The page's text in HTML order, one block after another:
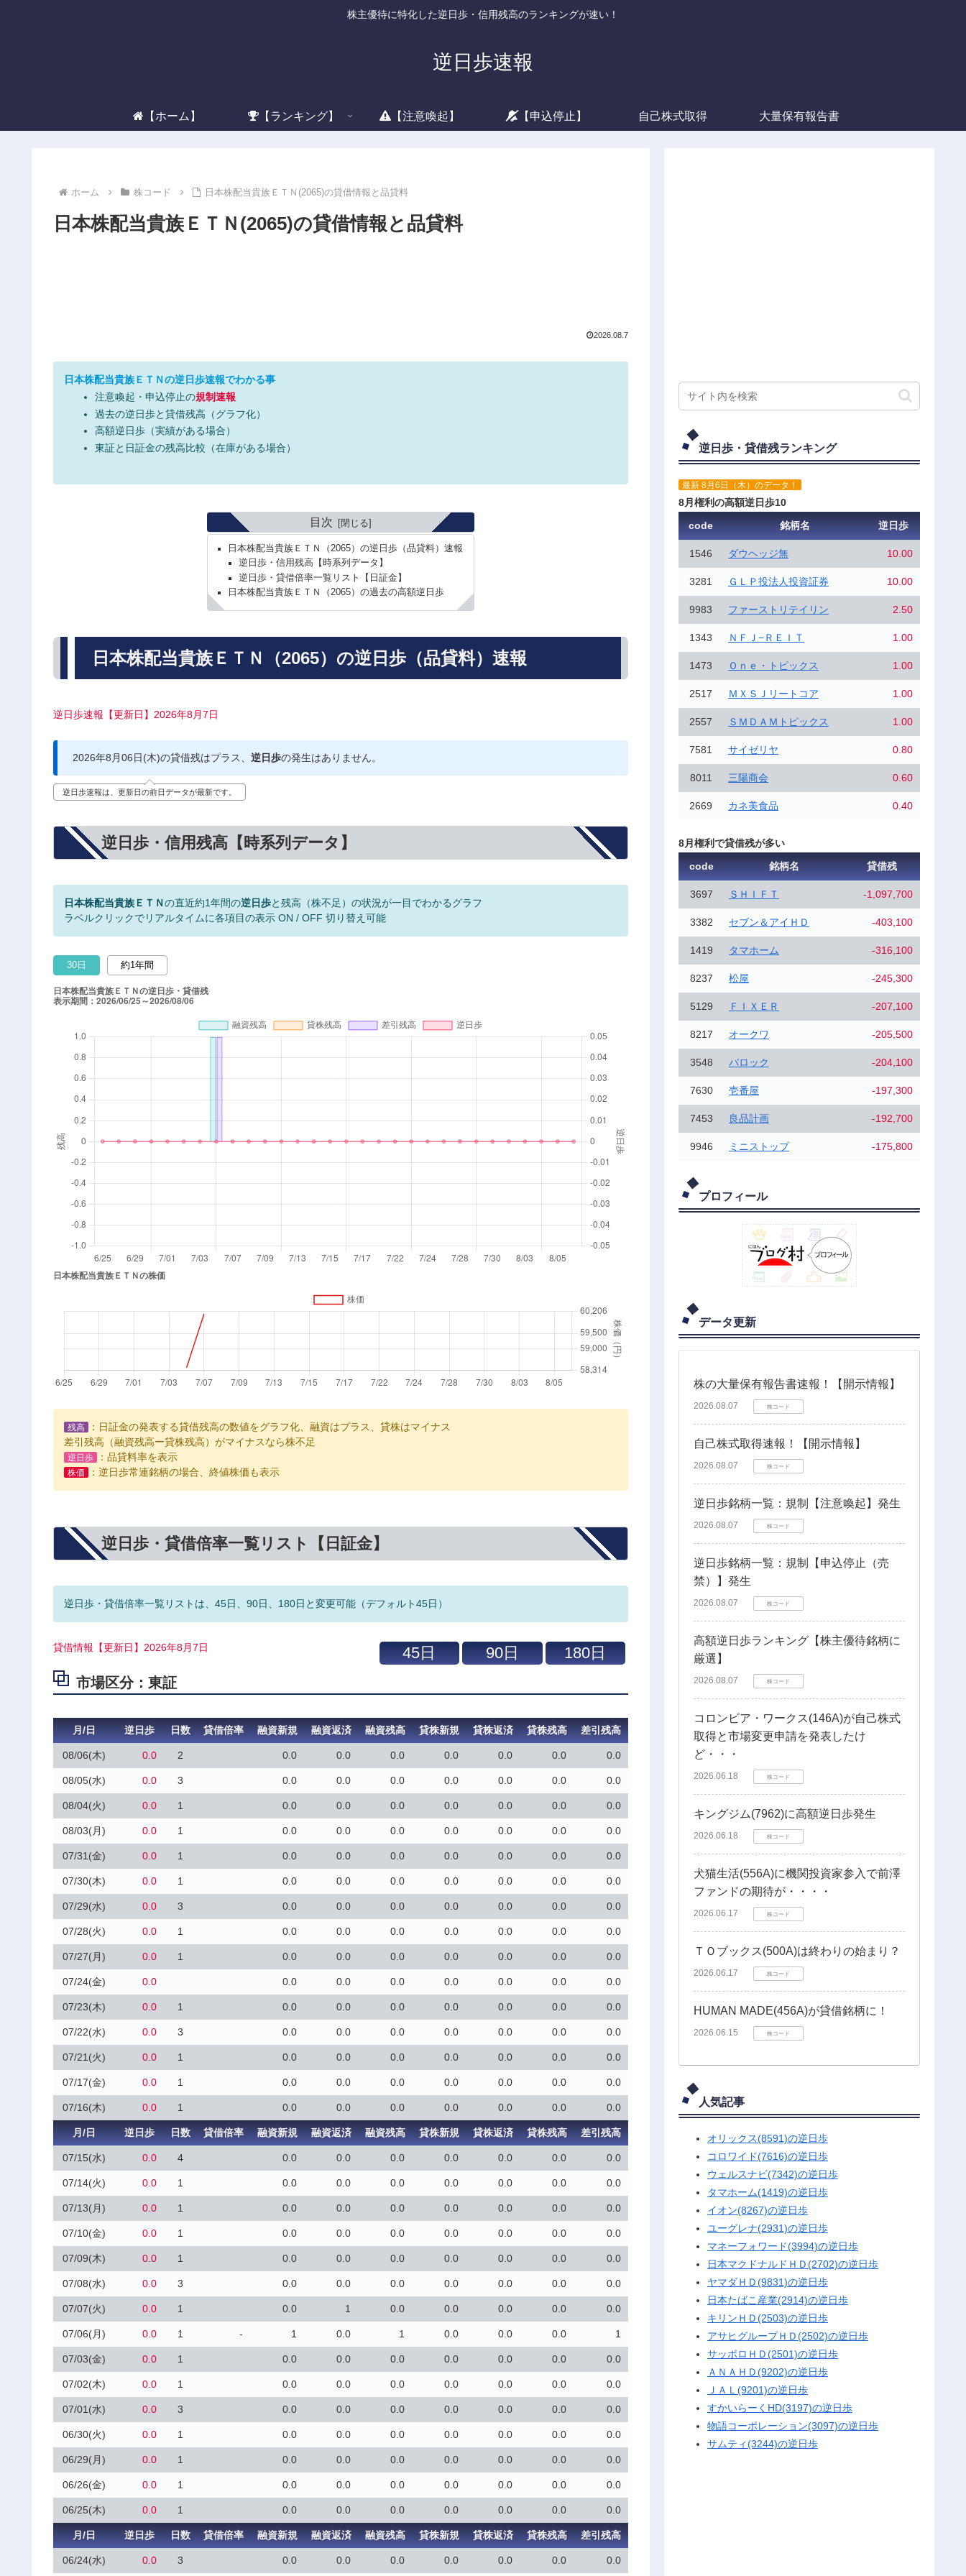
株主優待に特化した逆日歩・信用残高のランキングが速い！
逆日歩速報
【ホーム】 【ランキング】 【注意喚起】 【申込停止】 自己株式取得 大量保有報告書
ホーム 株コード 日本株配当貴族ＥＴＮ(2065)の貸借情報と品貸料
日本株配当貴族ＥＴＮ(2065)の貸借情報と品貸料
2026.08.7
日本株配当貴族ＥＴＮの逆日歩速報でわかる事
注意喚起・申込停止の規制速報
過去の逆日歩と貸借残高（グラフ化）
高額逆日歩（実績がある場合）
東証と日証金の残高比較（在庫がある場合）
目次
日本株配当貴族ＥＴＮ（2065）の逆日歩（品貸料）速報
逆日歩・信用残高【時系列データ】
逆日歩・貸借倍率一覧リスト【日証金】
日本株配当貴族ＥＴＮ（2065）の過去の高額逆日歩
日本株配当貴族ＥＴＮ（2065）の逆日歩（品貸料）速報
逆日歩速報【更新日】2026年8月7日
2026年8月06日(木)の貸借残はプラス、 逆日歩の発生はありません。
逆日歩速報は、更新日の前日データが最新です。
逆日歩・信用残高【時系列データ】
日本株配当貴族ＥＴＮの直近約1年間の逆日歩と残高（株不足）の状況が一目でわかるグラフ
ラベルクリックでリアルタイムに各項目の表示 ON / OFF 切り替え可能
30日 約1年間
残高
：日証金の発表する貸借残高の数値をグラフ化、融資はプラス、貸株はマイナス
差引残高（融資残高ー貸株残高）がマイナスなら株不足
逆日歩 ：品貸料率を表示
株価 ：逆日歩常連銘柄の場合、終値株価も表示
逆日歩・貸借倍率一覧リスト【日証金】
逆日歩・貸借倍率一覧リストは、45日、90日、180日と変更可能（デフォルト45日）
貸借情報【更新日】2026年8月7日
市場区分：東証
月/日 逆日歩 日数 貸借倍率 融資新規 融資返済 融資残高 貸株新規 貸株返済 貸株残高 差引残高
08/06(木) 0.0 2 0.0 0.0 0.0 0.0 0.0 0.0 0.0
08/05(水) 0.0 3 0.0 0.0 0.0 0.0 0.0 0.0 0.0
08/04(火) 0.0 1 0.0 0.0 0.0 0.0 0.0 0.0 0.0
08/03(月) 0.0 1 0.0 0.0 0.0 0.0 0.0 0.0 0.0
07/31(金) 0.0 1 0.0 0.0 0.0 0.0 0.0 0.0 0.0
07/30(木) 0.0 1 0.0 0.0 0.0 0.0 0.0 0.0 0.0
07/29(水) 0.0 3 0.0 0.0 0.0 0.0 0.0 0.0 0.0
07/28(火) 0.0 1 0.0 0.0 0.0 0.0 0.0 0.0 0.0
07/27(月) 0.0 1 0.0 0.0 0.0 0.0 0.0 0.0 0.0
07/24(金) 0.0 0.0 0.0 0.0 0.0 0.0 0.0 0.0
07/23(木) 0.0 1 0.0 0.0 0.0 0.0 0.0 0.0 0.0
07/22(水) 0.0 3 0.0 0.0 0.0 0.0 0.0 0.0 0.0
07/21(火) 0.0 1 0.0 0.0 0.0 0.0 0.0 0.0 0.0
07/17(金) 0.0 1 0.0 0.0 0.0 0.0 0.0 0.0 0.0
07/16(木) 0.0 1 0.0 0.0 0.0 0.0 0.0 0.0 0.0
月/日 逆日歩 日数 貸借倍率 融資新規 融資返済 融資残高 貸株新規 貸株返済 貸株残高 差引残高
07/15(水) 0.0 4 0.0 0.0 0.0 0.0 0.0 0.0 0.0
07/14(火) 0.0 1 0.0 0.0 0.0 0.0 0.0 0.0 0.0
07/13(月) 0.0 1 0.0 0.0 0.0 0.0 0.0 0.0 0.0
07/10(金) 0.0 1 0.0 0.0 0.0 0.0 0.0 0.0 0.0
07/09(木) 0.0 1 0.0 0.0 0.0 0.0 0.0 0.0 0.0
07/08(水) 0.0 3 0.0 0.0 0.0 0.0 0.0 0.0 0.0
07/07(火) 0.0 1 0.0 1 0.0 0.0 0.0 0.0 0.0
07/06(月) 0.0 1 - 1 0.0 1 0.0 0.0 0.0 1
07/03(金) 0.0 1 0.0 0.0 0.0 0.0 0.0 0.0 0.0
07/02(木) 0.0 1 0.0 0.0 0.0 0.0 0.0 0.0 0.0
07/01(水) 0.0 3 0.0 0.0 0.0 0.0 0.0 0.0 0.0
06/30(火) 0.0 1 0.0 0.0 0.0 0.0 0.0 0.0 0.0
06/29(月) 0.0 1 0.0 0.0 0.0 0.0 0.0 0.0 0.0
06/26(金) 0.0 1 0.0 0.0 0.0 0.0 0.0 0.0 0.0
06/25(木) 0.0 1 0.0 0.0 0.0 0.0 0.0 0.0 0.0
月/日 逆日歩 日数 貸借倍率 融資新規 融資返済 融資残高 貸株新規 貸株返済 貸株残高 差引残高
06/24(水) 0.0 3 0.0 0.0 0.0 0.0 0.0 0.0 0.0
逆日歩・貸借残ランキング
最新 8月6日（木）のデータ！
8月権利の高額逆日歩10
code
銘柄名 逆日歩
1546 ダウヘッジ無 10.00
3281 ＧＬＰ投法人投資証券 10.00
9983 ファーストリテイリン 2.50
1343 ＮＦＪ−ＲＥＩＴ 1.00
1473 Ｏｎｅ・トピックス 1.00
2517 ＭＸＳＪリートコア 1.00
2557 ＳＭＤＡＭトピックス 1.00
7581 サイゼリヤ 0.80
8011 三陽商会 0.60
2669 カネ美食品 0.40
8月権利で貸借残が多い
code
銘柄名 貸借残
3697 ＳＨＩＦＴ -1,097,700
3382 セブン＆アイＨＤ -403,100
1419 タマホーム -316,100
8237 松屋 -245,300
5129 ＦＩＸＥＲ -207,100
8217 オークワ -205,500
3548 バロック -204,100
7630 壱番屋 -197,300
7453 良品計画 -192,700
9946 ミニストップ -175,800
プロフィール
データ更新
株の大量保有報告書速報！【開示情報】
2026.08.07 株コード
自己株式取得速報！【開示情報】
2026.08.07 株コード
逆日歩銘柄一覧：規制【注意喚起】発生
2026.08.07 株コード
逆日歩銘柄一覧：規制【申込停止（売
禁）】発生
2026.08.07 株コード
高額逆日歩ランキング【株主優待銘柄に
厳選】
2026.08.07 株コード
コロンビア・ワークス(146A)が自己株式
取得と市場変更申請を発表したけ
ど・・・
2026.06.18 株コード
キングジム(7962)に高額逆日歩発生
2026.06.18 株コード
犬猫生活(556A)に機関投資家参入で前澤
ファンドの期待が・・・・
2026.06.17 株コード
ＴＯブックス(500A)は終わりの始まり？
2026.06.17 株コード
HUMAN MADE(456A)が貸借銘柄に！
2026.06.15 株コード
人気記事
オリックス(8591)の逆日歩
コロワイド(7616)の逆日歩
ウェルスナビ(7342)の逆日歩
タマホーム(1419)の逆日歩
イオン(8267)の逆日歩
ユーグレナ(2931)の逆日歩
マネーフォワード(3994)の逆日歩
日本マクドナルドＨＤ(2702)の逆日歩
ヤマダＨＤ(9831)の逆日歩
日本たばこ産業(2914)の逆日歩
キリンＨＤ(2503)の逆日歩
アサヒグループＨＤ(2502)の逆日歩
サッポロＨＤ(2501)の逆日歩
ＡＮＡＨＤ(9202)の逆日歩
ＪＡＬ(9201)の逆日歩
すかいらーくHD(3197)の逆日歩
物語コーポレーション(3097)の逆日歩
サムティ(3244)の逆日歩